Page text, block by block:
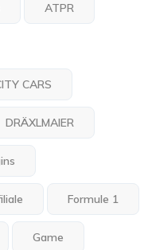
ATPR
CARS
DRÄXLMAIER
Formule 1
Game